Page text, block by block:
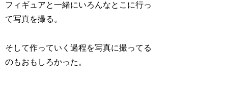
フィギュアと一緒にいろんなとこに行っ
て写真を撮る。
そして作っていく過程を写真に撮ってる
のもおもしろかった。